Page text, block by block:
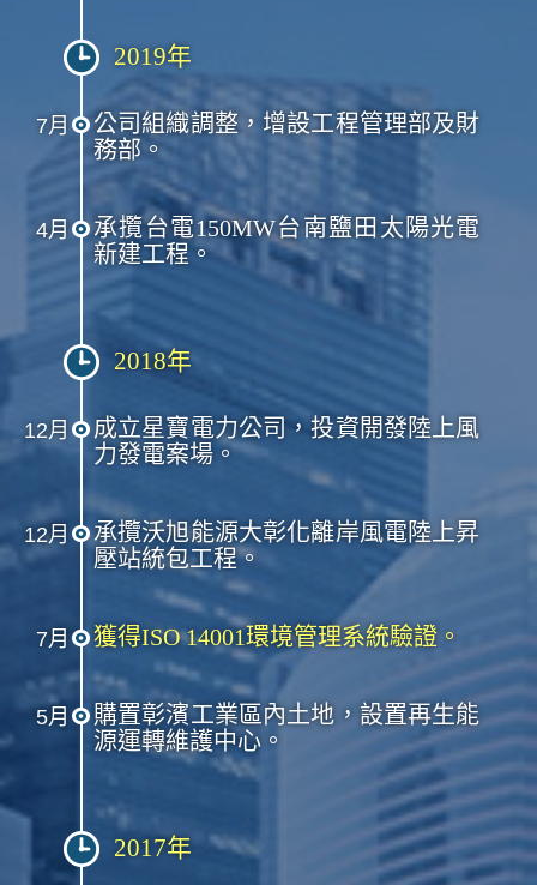
2019年
7月
公司組織調整，增設工程管理部及財
務部。
4月
承攬台電150MW台南鹽田太陽光電
新建工程。
2018年
12月
成立星寶電力公司，投資開發陸上風
力發電案場。
12月
承攬沃旭能源大彰化離岸風電陸上昇
壓站統包工程。
7月 獲得ISO 14001環境管理系統驗證。
5月
購置彰濱工業區內土地，設置再生能
源運轉維護中心。
2017年